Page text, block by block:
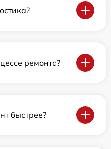
ремонта?
быстрее?